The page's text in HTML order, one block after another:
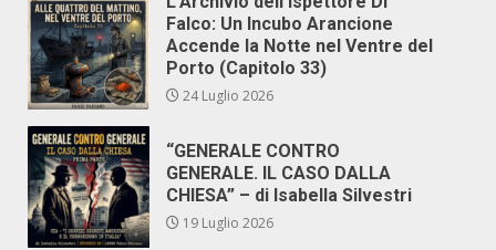
Falco: Un Incubo Arancione
Accende la Notte nel Ventre del
Porto (Capitolo 33)
24 Luglio 2026
“GENERALE CONTRO
GENERALE. IL CASO DALLA
CHIESA” – di Isabella Silvestri
19 Luglio 2026